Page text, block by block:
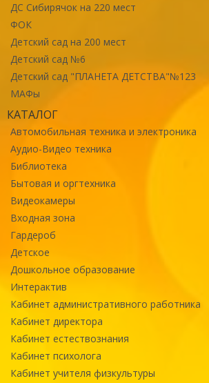
ДС Сибирячок на 220 мест
ФОК
Детский сад на 200 мест
Детский сад №6
Детский сад "ПЛАНЕТА ДЕТСТВА"№123
МАФы
КАТАЛОГ
Автомобильная техника и электроника
Аудио-Видео техника
Библиотека
Бытовая и оргтехника
Видеокамеры
Входная зона
Гардероб
Детское
Дошкольное образование
Интерактив
Кабинет административного работника
Кабинет директора
Кабинет естествознания
Кабинет психолога
Кабинет учителя физкультуры